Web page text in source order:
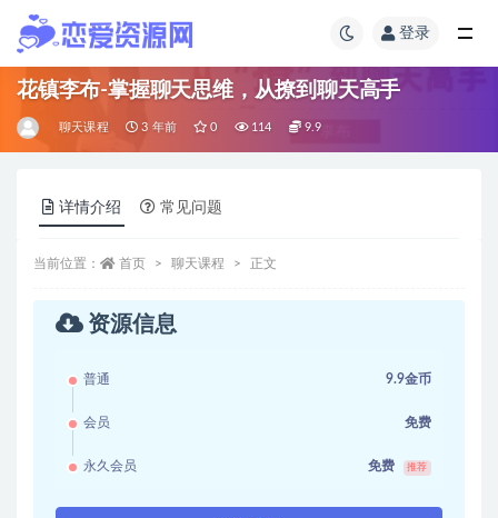
登录
花镇李布-掌握聊天思维，从撩到聊天高手
聊天课程 3 年前 0 114 9.9
详情介绍 常见问题
当前位置： 首页 聊天课程 正文
资源信息
普通 9.9金币
会员 免费
永久会员 免费 推荐